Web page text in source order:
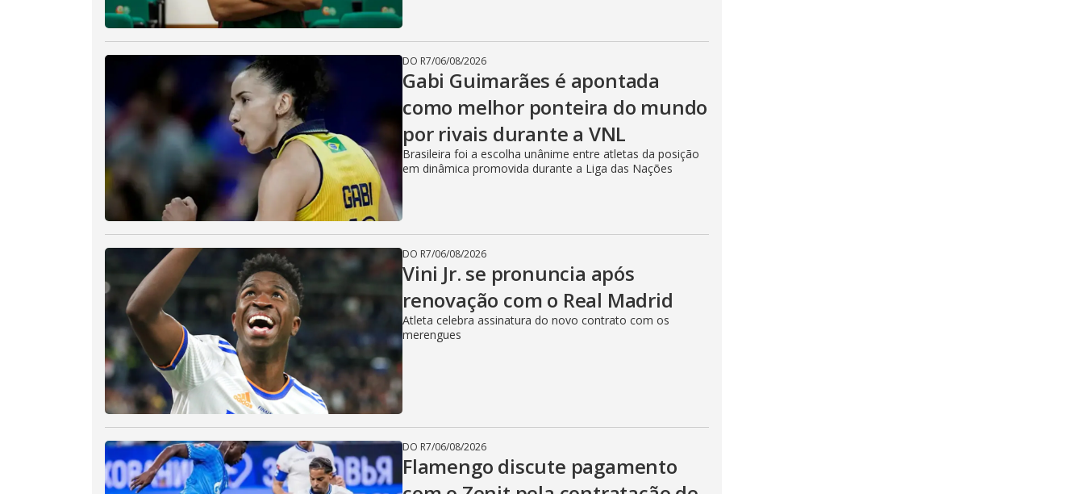
DO R7/06/08/2026
Gabi Guimarães é apontada
como melhor ponteira do mundo
por rivais durante a VNL
Brasileira foi a escolha unânime entre atletas da posição
em dinâmica promovida durante a Liga das Nações
DO R7/06/08/2026
Vini Jr. se pronuncia após
renovação com o Real Madrid
Atleta celebra assinatura do novo contrato com os
merengues
DO R7/06/08/2026
Flamengo discute pagamento